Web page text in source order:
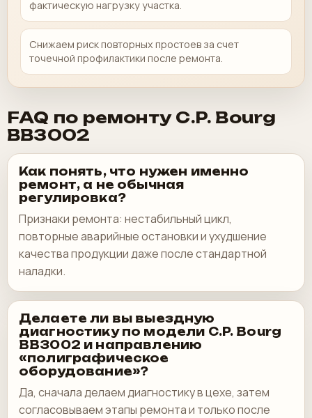
фактическую нагрузку участка.
Снижаем риск повторных простоев за счет
точечной профилактики после ремонта.
FAQ по ремонту C.P. Bourg
BB3002
Как понять, что нужен именно
ремонт, а не обычная
регулировка?
Признаки ремонта: нестабильный цикл,
повторные аварийные остановки и ухудшение
качества продукции даже после стандартной
наладки.
Делаете ли вы выездную
диагностику по модели C.P. Bourg
BB3002 и направлению
«полиграфическое
оборудование»?
Да, сначала делаем диагностику в цехе, затем
согласовываем этапы ремонта и только после